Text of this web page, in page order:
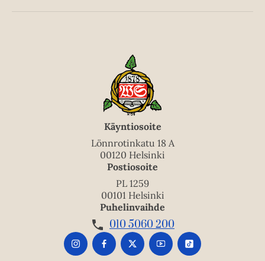
Käyntiosoite
Lönnrotinkatu 18 A
00120 Helsinki
Postiosoite
PL 1259
00101 Helsinki
Puhelinvaihde
010 5060 200